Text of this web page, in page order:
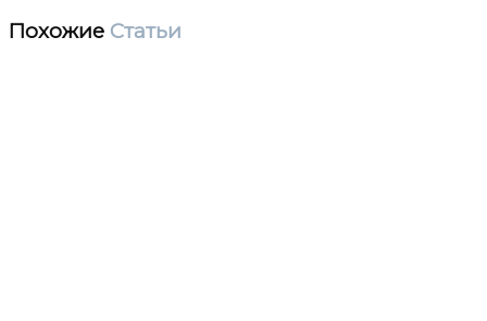
Похожие Статьи